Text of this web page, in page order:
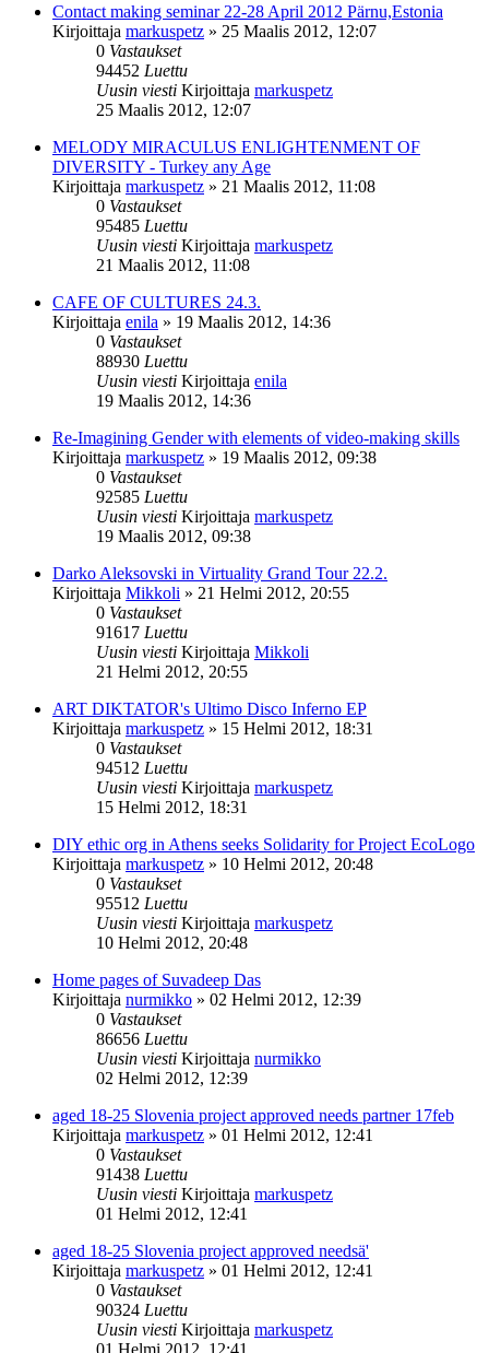
Contact making seminar 22-28 April 2012 Pärnu,Estonia
Kirjoittaja markuspetz » 25 Maalis 2012, 12:07
0 Vastaukset
94452 Luettu
Uusin viesti Kirjoittaja markuspetz
25 Maalis 2012, 12:07
MELODY MIRACULUS ENLIGHTENMENT OF
DIVERSITY - Turkey any Age
Kirjoittaja markuspetz » 21 Maalis 2012, 11:08
0 Vastaukset
95485 Luettu
Uusin viesti Kirjoittaja markuspetz
21 Maalis 2012, 11:08
CAFE OF CULTURES 24.3.
Kirjoittaja enila » 19 Maalis 2012, 14:36
0 Vastaukset
88930 Luettu
Uusin viesti Kirjoittaja enila
19 Maalis 2012, 14:36
Re-Imagining Gender with elements of video-making skills
Kirjoittaja markuspetz » 19 Maalis 2012, 09:38
0 Vastaukset
92585 Luettu
Uusin viesti Kirjoittaja markuspetz
19 Maalis 2012, 09:38
Darko Aleksovski in Virtuality Grand Tour 22.2.
Kirjoittaja Mikkoli » 21 Helmi 2012, 20:55
0 Vastaukset
91617 Luettu
Uusin viesti Kirjoittaja Mikkoli
21 Helmi 2012, 20:55
ART DIKTATOR's Ultimo Disco Inferno EP
Kirjoittaja markuspetz » 15 Helmi 2012, 18:31
0 Vastaukset
94512 Luettu
Uusin viesti Kirjoittaja markuspetz
15 Helmi 2012, 18:31
DIY ethic org in Athens seeks Solidarity for Project EcoLogo
Kirjoittaja markuspetz » 10 Helmi 2012, 20:48
0 Vastaukset
95512 Luettu
Uusin viesti Kirjoittaja markuspetz
10 Helmi 2012, 20:48
Home pages of Suvadeep Das
Kirjoittaja nurmikko » 02 Helmi 2012, 12:39
0 Vastaukset
86656 Luettu
Uusin viesti Kirjoittaja nurmikko
02 Helmi 2012, 12:39
aged 18-25 Slovenia project approved needs partner 17feb
Kirjoittaja markuspetz » 01 Helmi 2012, 12:41
0 Vastaukset
91438 Luettu
Uusin viesti Kirjoittaja markuspetz
01 Helmi 2012, 12:41
aged 18-25 Slovenia project approved needsä'
Kirjoittaja markuspetz » 01 Helmi 2012, 12:41
0 Vastaukset
90324 Luettu
Uusin viesti Kirjoittaja markuspetz
01 Helmi 2012, 12:41